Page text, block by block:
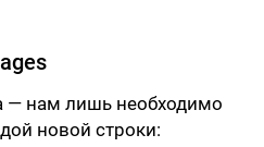
— нам лишь необходимо
новой строки: